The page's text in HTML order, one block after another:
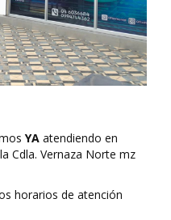
YA atendiendo en
Cdla. Vernaza Norte mz
horarios de atención